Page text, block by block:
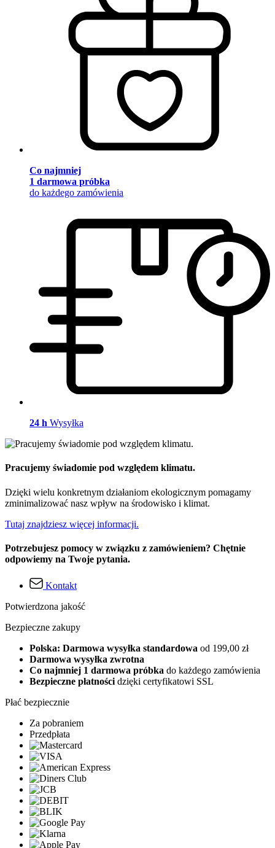
Co najmniej
1 darmowa próbka
do każdego zamówienia
24 h Wysyłka
Pracujemy świadomie pod względem klimatu.
Dzięki wielu konkretnym działaniom ekologicznym pomagamy
zminimalizować nasz wpływ na środowisko i klimat.
Tutaj znajdziesz więcej informacji.
Potrzebujesz pomocy w związku z zamówieniem? Chętnie
odpowiemy na Twoje pytania.
Kontakt
Potwierdzona jakość
Bezpieczne zakupy
Polska: Darmowa wysyłka standardowa od 199,00 zł
Darmowa wysyłka zwrotna
Co najmniej 1 darmowa próbka do każdego zamówienia
Bezpieczne płatności dzięki certyfikatowi SSL
Płać bezpiecznie
Za pobraniem
Przedpłata